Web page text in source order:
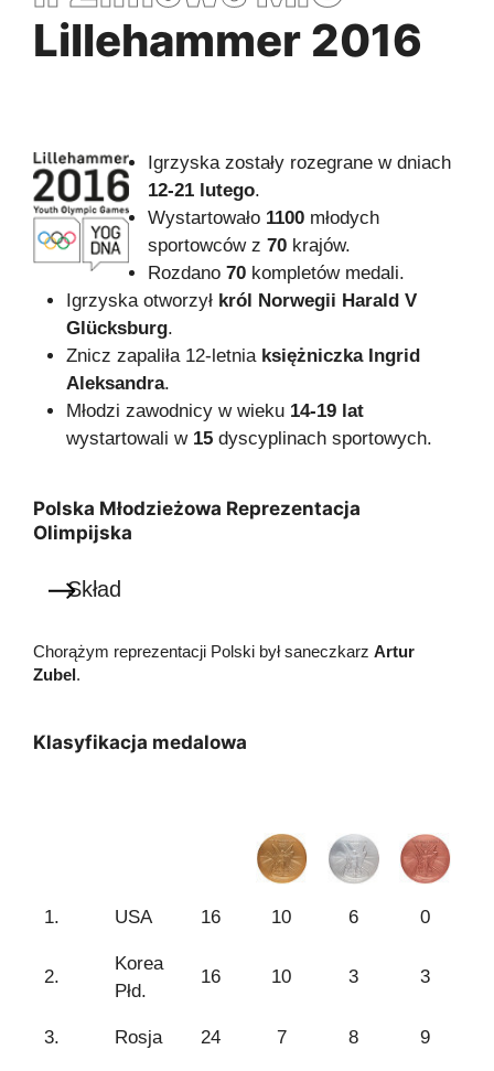
Lillehammer 2016
Igrzyska zostały rozegrane w dniach
12-21 lutego.
Wystartowało 1100 młodych
sportowców z 70 krajów.
Rozdano 70 kompletów medali.
Igrzyska otworzył król Norwegii Harald V
Glücksburg.
Znicz zapaliła 12-letnia księżniczka Ingrid
Aleksandra.
Młodzi zawodnicy w wieku 14-19 lat
wystartowali w 15 dyscyplinach sportowych.
Polska Młodzieżowa Reprezentacja
Olimpijska
Skład
Chorążym reprezentacji Polski był saneczkarz Artur
Zubel.
Klasyfikacja medalowa
1. USA 16 10 6 0
2.
Korea
Płd.
16 10 3 3
3. Rosja 24 7 8 9